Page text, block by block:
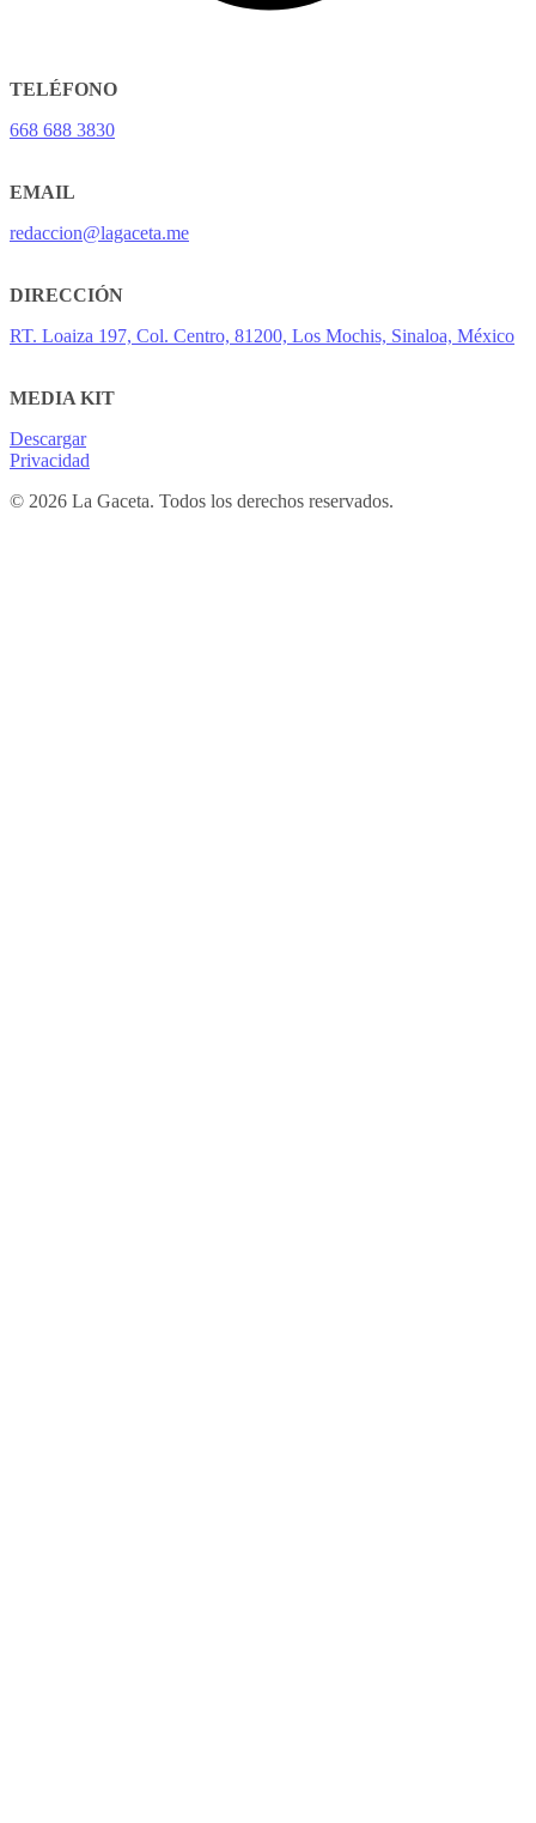
TELÉFONO
668 688 3830
EMAIL
redaccion@lagaceta.me
DIRECCIÓN
RT. Loaiza 197, Col. Centro, 81200, Los Mochis, Sinaloa, México
MEDIA KIT
Descargar
Privacidad
© 2026 La Gaceta. Todos los derechos reservados.